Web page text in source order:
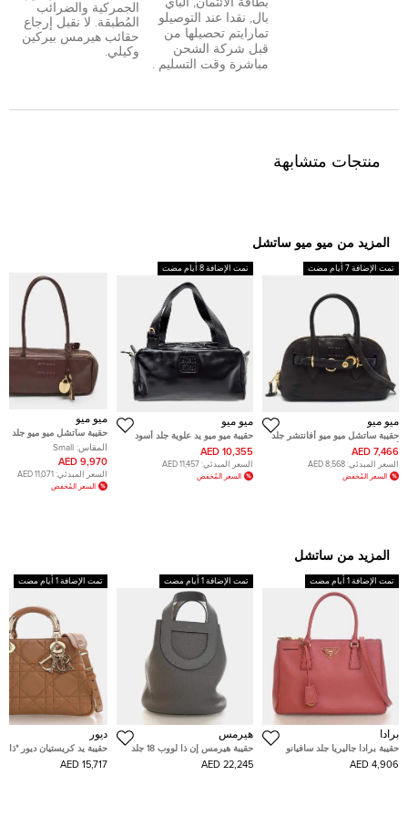
بطاقة الائتمان,
الباي
بال, نقدا عند التوصيلو
تمارا يتم تحصيلها من
قبل شركة الشحن
مباشرة وقت التسليم .
الجمركية والضرائب
المُطبقة. لا نقبل إرجاع
حقائب هيرمس بيركين
وكيلي.
منتجات متشابهة
المزيد من ميو ميو ساتشل
تمت الإضافة 7 أيام مضت
ميو ميو
حقيبة ساتشل ميو ميو أفانتشر جلد
أسود
7,466 AED
السعر المبدئي: 8,568 AED
السعر المُخفض
تمت الإضافة 8 أيام مضت
ميو ميو
حقيبة ميو ميو يد علوية جلد أسود
10,355 AED
السعر المبدئي: 11,457 AED
السعر المُخفض
ميو ميو
حقيبة ساتشل ميو ميو جلد
صغيرة بيو
المقاس: Small
9,970 AED
السعر المبدئي: 11,071 AED
السعر المُخفض
المزيد من ساتشل
تمت الإضافة 1 أيام مضت
برادا
حقيبة برادا جاليريا جلد سافيانو
وردية متوسطة ذات مقبض علوي
4,906 AED
تمت الإضافة 1 أيام مضت
هيرمس
حقيبة هيرمس إن ذا لووب 18 جلد
توريلون كليمنس سويفت عجل دلو
غريس مير
22,245 AED
تمت الإضافة 1 أيام مضت
ديور
حقيبة يد كريستيان ديور "ذا
95.22" صغيرة جلد عجل بيج
بمقبض علوي
15,717 AED